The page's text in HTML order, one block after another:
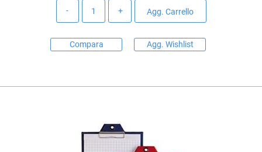
Agg. Carrello
Compara Agg. Wishlist